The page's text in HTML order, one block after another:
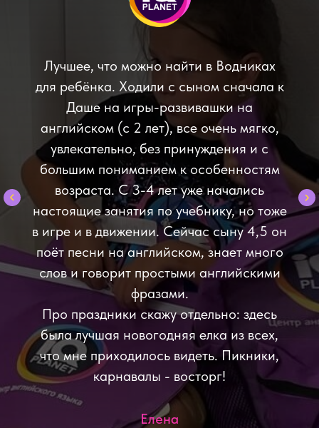
Лучшее, что можно найти в Водниках
для ребёнка. Ходили с сыном сначала к
Даше на игры-развивашки на
английском (с 2 лет), все очень мягко,
увлекательно, без принуждения и с
большим пониманием к особенностям
возраста. С 3-4 лет уже начались
настоящие занятия по учебнику, но тоже
в игре и в движении. Сейчас сыну 4,5 он
поёт песни на английском, знает много
слов и говорит простыми английскими
фразами.
Про праздники скажу отдельно: здесь
была лучшая новогодняя елка из всех,
что мне приходилось видеть. Пикники,
карнавалы - восторг!
Елена